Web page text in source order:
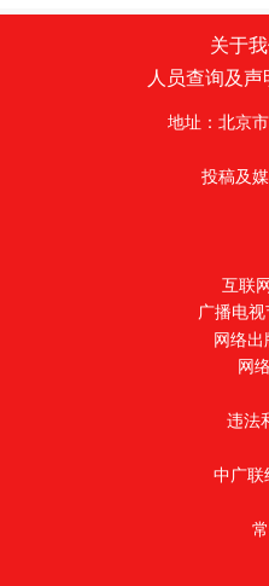
关于
人员查询及声
地址：北京
投稿及
互联
广播电
网络出
网
违法
中广联